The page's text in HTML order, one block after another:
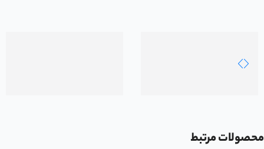
محصولات مرتبط